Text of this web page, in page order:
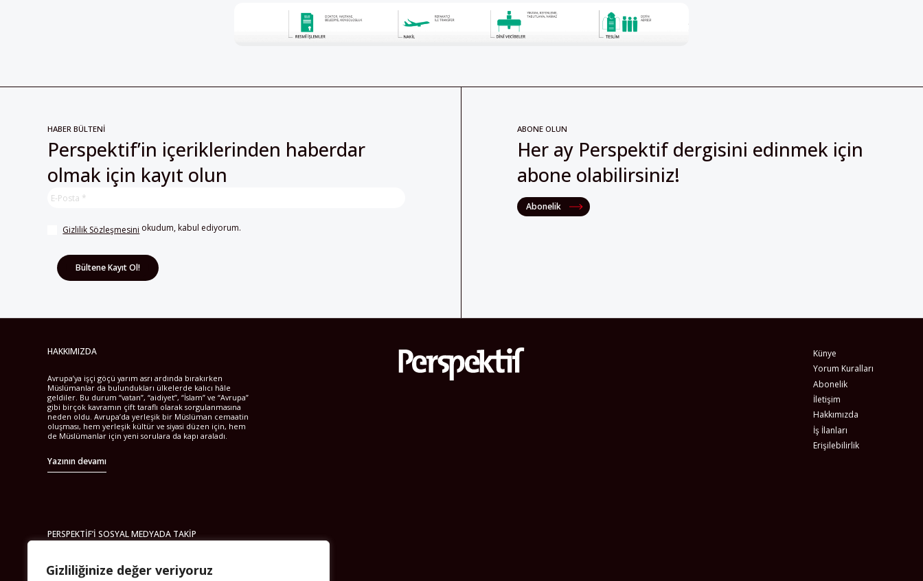
Gizliliğinize değer veriyoruz
HABER BÜLTENİ
Perspektif’in içeriklerinden haberdar
olmak için kayıt olun
Gizlilik Sözleşmesini okudum, kabul ediyorum.
ABONE OLUN
Her ay Perspektif dergisini edinmek için
abone olabilirsiniz!
Abonelik
HAKKIMIZDA
Avrupa’ya işçi göçü yarım asrı ardında bırakırken
Müslümanlar da bulundukları ülkelerde kalıcı hâle
geldiler. Bu durum “vatan”, “aidiyet”, “İslam” ve “Avrupa”
gibi birçok kavramın çift taraflı olarak sorgulanmasına
neden oldu. Avrupa’da yerleşik bir Müslüman cemaatin
oluşması, hem yerleşik kültür ve siyasi düzen için, hem
de Müslümanlar için yeni sorulara da kapı araladı.
Yazının devamı
PERSPEKTIF’I SOSYAL MEDYADA TAKIP
Künye
Yorum Kuralları
Abonelik
İletişim
Hakkımızda
İş İlanları
Erişilebilirlik